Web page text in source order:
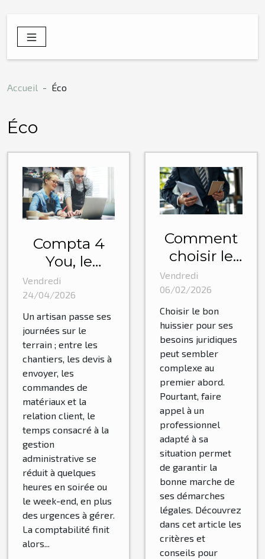
Accueil Éco
Éco
Compta 4
You, le
cabinet
externalisé
qui facilité la
comptabilité
des artisans
!
Vendredi
24/04/2026
Un artisan passe ses
journées sur le
terrain ; entre les
chantiers, les devis à
envoyer, les
commandes de
matériaux et la
relation client, le
temps consacré à la
gestion
administrative se
réduit à quelques
heures en soirée ou
le week-end, en plus
des urgences à gérer.
La comptabilité finit
alors...
Comment
choisir le
bon
huissier
pour vos
besoins
juridiques
?
Vendredi
06/02/2026
Choisir le bon
huissier pour ses
besoins juridiques
peut sembler
complexe au
premier abord.
Pourtant, faire
appel à un
professionnel
adapté à sa
situation permet
de garantir la
bonne marche de
ses démarches
légales. Découvrez
dans cet article les
critères et
conseils pour